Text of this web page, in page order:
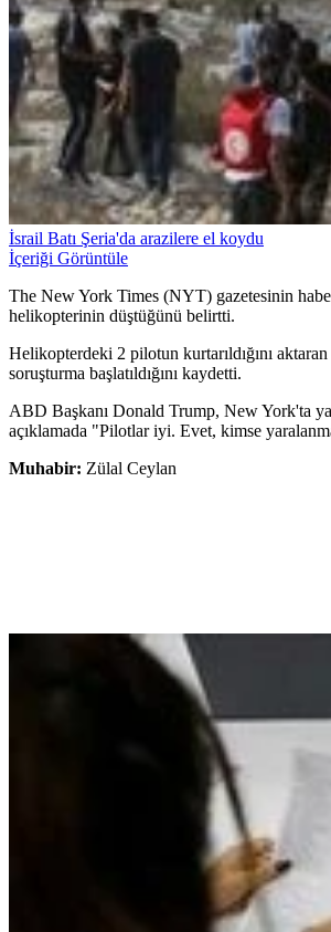
İsrail Batı Şeria'da arazilere el koydu
İçeriği Görüntüle
The New York Times (NYT) gazetesinin
helikopterinin düştüğünü belirtti.
Helikopterdeki 2 pilotun kurtarıldığını
soruşturma başlatıldığını kaydetti.
ABD Başkanı Donald Trump, New York'ta
açıklamada "Pilotlar iyi. Evet, kimse
Muhabir: Zülal Ceylan